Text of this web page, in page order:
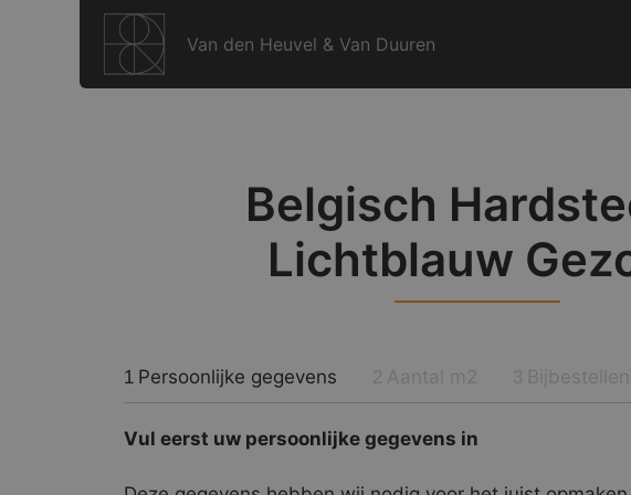
Van den Heuvel & Van Duuren
Belgisch
Lichtblauw
1 Persoonlijke gegevens
Vul eerst uw persoonlijke gegevens in